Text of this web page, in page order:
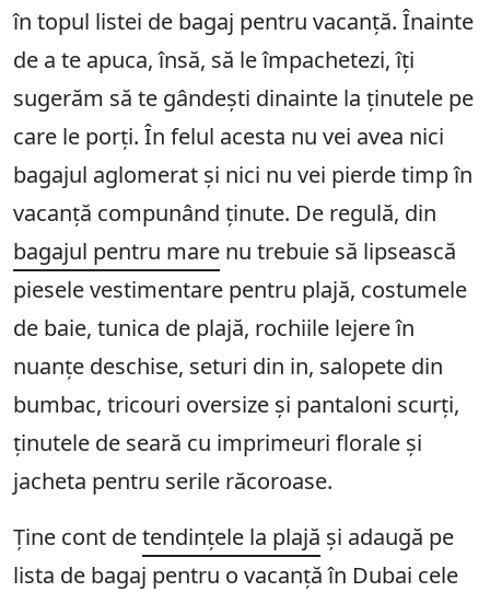
în topul listei de bagaj pentru vacanță. Înainte
de a te apuca, însă, să le împachetezi, îți
sugerăm să te gândești dinainte la ținutele pe
care le porți. În felul acesta nu vei avea nici
bagajul aglomerat și nici nu vei pierde timp în
vacanță compunând ținute. De regulă, din
bagajul pentru mare nu trebuie să lipsească
piesele vestimentare pentru plajă, costumele
de baie, tunica de plajă, rochiile lejere în
nuanțe deschise, seturi din in, salopete din
bumbac, tricouri oversize și pantaloni scurți,
ținutele de seară cu imprimeuri florale și
jacheta pentru serile răcoroase.
Ține cont detendințele la plajă și adaugă pe
lista de bagaj pentru o vacanță în Dubai cele